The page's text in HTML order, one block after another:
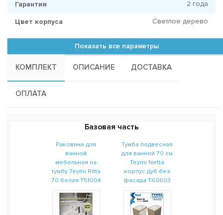
Гарантия 2 года
Цвет корпуса Светлое дерево
Показать все параметры
КОМПЛЕКТ ОПИСАНИЕ ДОСТАВКА
ОПЛАТА
Базовая часть
Раковина для
ванной
мебельная на
тумбу Teymi Ritta
70 белая T51004
Тумба подвесная
для ванной 70 см
Teymi Netta
корпус дуб без
фасада T60603